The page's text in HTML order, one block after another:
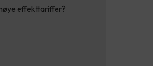
effekttariffer?